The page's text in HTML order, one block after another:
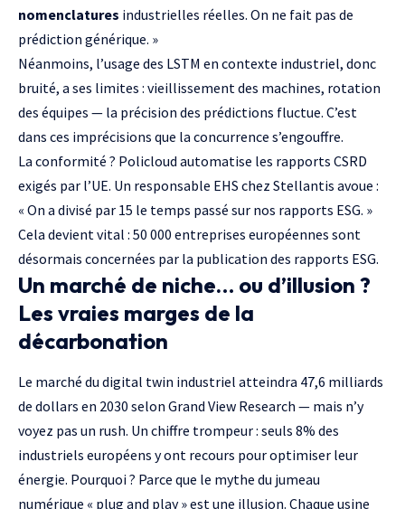
nomenclatures industrielles réelles. On ne fait pas de
prédiction générique. »
Néanmoins, l’usage des LSTM en contexte industriel, donc
bruité, a ses limites : vieillissement des machines, rotation
des équipes — la précision des prédictions fluctue. C’est
dans ces imprécisions que la concurrence s’engouffre.
La conformité ? Policloud automatise les rapports CSRD
exigés par l’UE. Un responsable EHS chez Stellantis avoue :
« On a divisé par 15 le temps passé sur nos rapports ESG. »
Cela devient vital : 50 000 entreprises européennes sont
désormais concernées par la publication des rapports ESG.
Un marché de niche… ou d’illusion ?
Les vraies marges de la
décarbonation
Le marché du digital twin industriel atteindra 47,6 milliards
de dollars en 2030 selon Grand View Research — mais n’y
voyez pas un rush. Un chiffre trompeur : seuls 8% des
industriels européens y ont recours pour optimiser leur
énergie. Pourquoi ? Parce que le mythe du jumeau
numérique « plug and play » est une illusion. Chaque usine